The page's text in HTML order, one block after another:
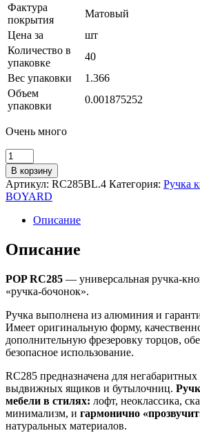
Фактура
покрытия
Матовый
Цена за
шт
Количество в
упаковке
40
Вес упаковки
1.366
Объем
упаковки
0.001875252
Очень много
Количество
товара
Мебельная
ручка
POP
RC285BL.4
В корзину
Артикул: RC285BL.4 Категория: Ручка
BOYARD
Описание
Описание
POP RC285 — универсальная ручка-
«ручка-бочонок».
Ручка выполнена из алюминия и
Имеет оригинальную форму,
дополнительную фрезеровку торцов,
безопасное использование.
RC285 предназначена для
выдвижных ящиков и бутылочниц.
мебели в стилях: лофт, неоклассика,
минимализм, и гармонично
натуральных материалов.